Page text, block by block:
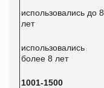
использовались до 8
лет
использовались
более 8 лет
1001-1500